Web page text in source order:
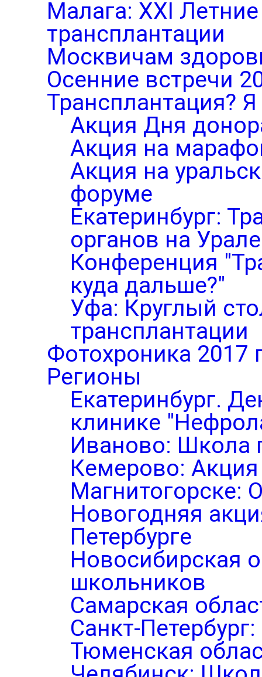
Малага: XXI
трансплантации
Москвичам
Осенние встречи
Трансплантация?
Акция Дня
Акция на
Акция на
форуме
Екатеринбург:
органов на Урале
Конференция
куда дальше?"
Уфа: Круглый
трансплантации
Фотохроника 2017
Регионы
Екатеринбург.
клинике
Иваново: Школа
Кемерово:
Магнитогорске:
Новогодняя
Петербурге
Новосибирская
школьников
Самарская
Санкт-
Тюменская